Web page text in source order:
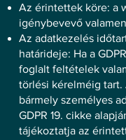
Az érintettek köre: a
igénybevevő
Az adatkezelés
határideje: Ha a
foglalt feltételek
törlési kérelméig
bármely személyes
GDPR 19. cikke
tájékoztatja az